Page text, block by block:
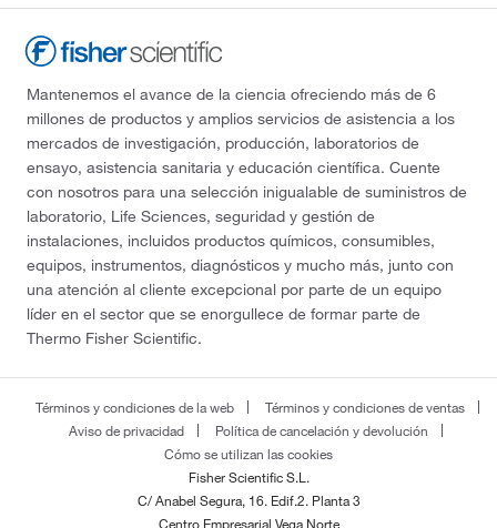
Mantenemos el avance de la ciencia ofreciendo más de 6
millones de productos y amplios servicios de asistencia a los
mercados de investigación, producción, laboratorios de
ensayo, asistencia sanitaria y educación científica. Cuente
con nosotros para una selección inigualable de suministros de
laboratorio, Life Sciences, seguridad y gestión de
instalaciones, incluidos productos químicos, consumibles,
equipos, instrumentos, diagnósticos y mucho más, junto con
una atención al cliente excepcional por parte de un equipo
líder en el sector que se enorgullece de formar parte de
Thermo Fisher Scientific.
Términos y condiciones de la web
Términos y condiciones de ventas
Aviso de privacidad
Política de cancelación y devolución
Cómo se utilizan las cookies
Fisher Scientific S.L.
C/ Anabel Segura, 16. Edif.2. Planta 3
Centro Empresarial Vega Norte